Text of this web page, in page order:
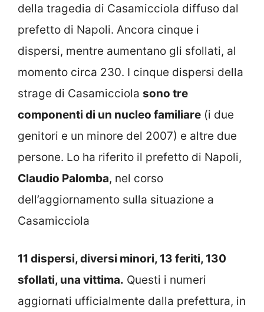
della tragedia di Casamicciola diffuso dal
prefetto di Napoli. Ancora cinque i
dispersi, mentre aumentano gli sfollati, al
momento circa 230. I cinque dispersi della
strage di Casamicciola sono tre
componenti di un nucleo familiare (i due
genitori e un minore del 2007) e altre due
persone. Lo ha riferito il prefetto di Napoli,
Claudio Palomba, nel corso
dell’aggiornamento sulla situazione a
Casamicciola
11 dispersi, diversi minori, 13 feriti, 130
sfollati, una vittima. Questi i numeri
aggiornati ufficialmente dalla prefettura, in